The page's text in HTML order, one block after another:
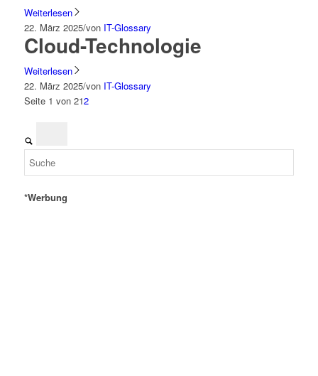
Weiterlesen
22. März 2025/von IT-Glossary
Cloud-Technologie
Weiterlesen
22. März 2025/von IT-Glossary
Seite 1 von 212
*Werbung